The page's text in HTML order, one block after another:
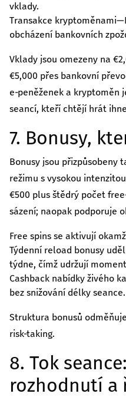
vklady.
Transakce
obcházení bankovních
Vklady jsou omezeny na
€5,000 přes bankovní
e‑peněženek a kryptoměn
seancí, kteří chtějí hrát
7. Bonusy,
Bonusy jsou přizpůsobeny
režimu s vysokou
€500 plus štědrý počet
sázení; naopak podporuje
Free spins se aktivují
Týdenní reload bonusy
týdne, čímž udržují
Cashback nabídky živého
bez snižování délky seance.
Struktura bonusů
risk‑taking.
8. Tok
rozhodnutí a